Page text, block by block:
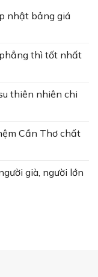
nhật bảng giá
thì tốt nhất
thiên nhiên chi
Cần Thơ chất
già, người lớn